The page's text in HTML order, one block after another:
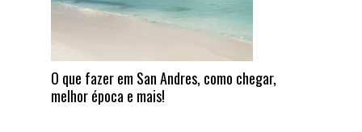
O que fazer em San Andres, como chegar,
melhor época e mais!